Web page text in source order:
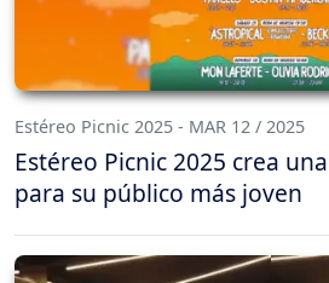
Estéreo Picnic 2025 - MAR 12 / 2025
Estéreo Picnic 2025 crea
para su público más joven